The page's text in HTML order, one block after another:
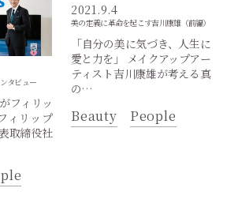
タビュー
フィリッ
ィリップ
取締役社
2021.9.4
美の定義に革命を起こす吉川康雄（前編）
「自分の美に気づき、人生に
愛と力を」 メイクアップアー
ティスト吉川康雄が考える真
の…
Beauty People